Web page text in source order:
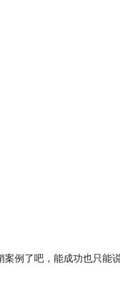
例了吧，能成功也只能